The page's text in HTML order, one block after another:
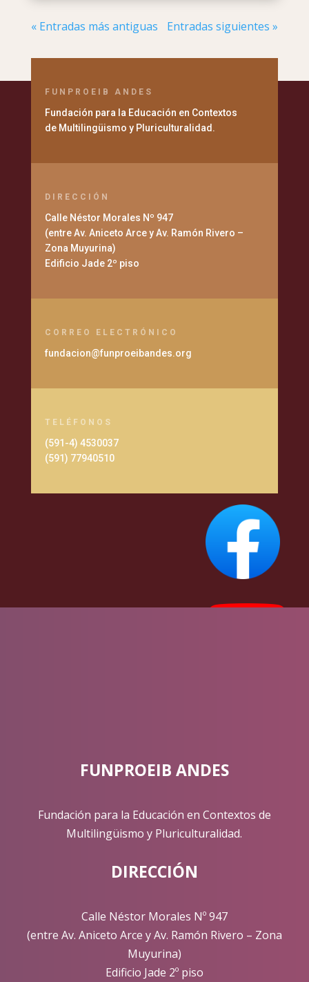
« Entradas más antiguas Entradas siguientes »
FUNPROEIB ANDES
Fundación para la Educación en Contextos
de Multilingüismo y Pluriculturalidad.
DIRECCIÓN
Calle Néstor Morales Nº 947
(entre Av. Aniceto Arce y Av. Ramón Rivero –
Zona Muyurina)
Edificio Jade 2º piso
CORREO ELECTRÓNICO
fundacion@funproeibandes.org
TELÉFONOS
(591-4) 4530037
(591) 77940510
FUNPROEIB ANDES
Fundación para la Educación en Contextos de
Multilingüismo y Pluriculturalidad.
DIRECCIÓN
Calle Néstor Morales Nº 947
(entre Av. Aniceto Arce y Av. Ramón Rivero – Zona
Muyurina)
Edificio Jade 2º piso